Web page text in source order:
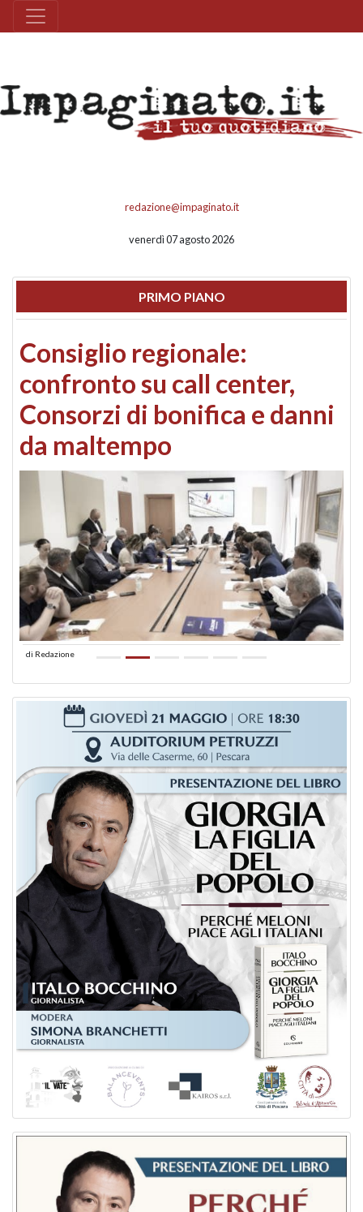
redazione@impaginato.it
venerdì 07 agosto 2026
PRIMO PIANO
Consiglio regionale:
confronto su call center,
Consorzi di bonifica e danni
da maltempo
di Redazione